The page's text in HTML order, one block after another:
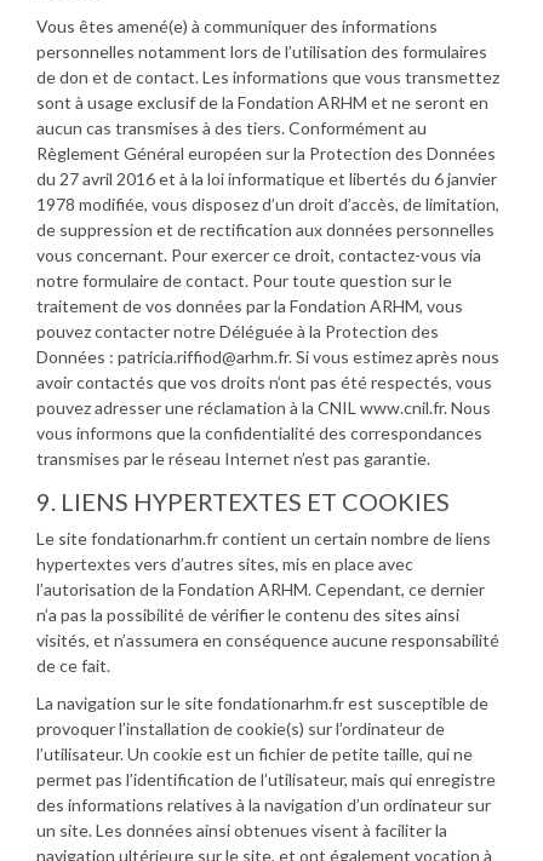
Vous êtes amené(e) à communiquer des informations
personnelles notamment lors de l’utilisation des formulaires
de don et de contact. Les informations que vous transmettez
sont à usage exclusif de la Fondation ARHM et ne seront en
aucun cas transmises à des tiers. Conformément au
Règlement Général européen sur la Protection des Données
du 27 avril 2016 et à la loi informatique et libertés du 6 janvier
1978 modifiée, vous disposez d’un droit d’accès, de limitation,
de suppression et de rectification aux données personnelles
vous concernant. Pour exercer ce droit, contactez-vous via
notre formulaire de contact. Pour toute question sur le
traitement de vos données par la Fondation ARHM, vous
pouvez contacter notre Déléguée à la Protection des
Données : patricia.riffiod@arhm.fr. Si vous estimez après nous
avoir contactés que vos droits n’ont pas été respectés, vous
pouvez adresser une réclamation à la CNIL www.cnil.fr. Nous
vous informons que la confidentialité des correspondances
transmises par le réseau Internet n’est pas garantie.
9. LIENS HYPERTEXTES ET COOKIES
Le site fondationarhm.fr contient un certain nombre de liens
hypertextes vers d’autres sites, mis en place avec
l’autorisation de la Fondation ARHM. Cependant, ce dernier
n’a pas la possibilité de vérifier le contenu des sites ainsi
visités, et n’assumera en conséquence aucune responsabilité
de ce fait.
La navigation sur le site fondationarhm.fr est susceptible de
provoquer l’installation de cookie(s) sur l’ordinateur de
l’utilisateur. Un cookie est un fichier de petite taille, qui ne
permet pas l’identification de l’utilisateur, mais qui enregistre
des informations relatives à la navigation d’un ordinateur sur
un site. Les données ainsi obtenues visent à faciliter la
navigation ultérieure sur le site, et ont également vocation à